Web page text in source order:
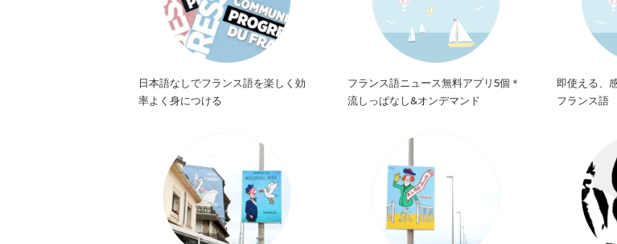
日本語なしでフランス語を楽しく効
率よく身につける
フランス語ニュース無料アプリ5個＊
流しっぱなし&オンデマンド
即使える、
フランス語